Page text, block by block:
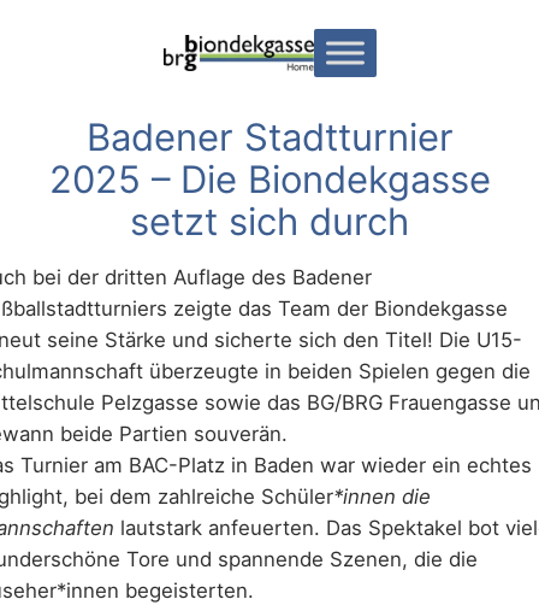
Badener Stadtturnier
2025 – Die Biondekgasse
setzt sich durch
bei der dritten Auflage des Badener
zeigte das Team der Biondekgasse
seine Stärke und sicherte sich den Titel! Die U15-
überzeugte in beiden Spielen gegen die
Pelzgasse sowie das BG/BRG Frauengasse
beide Partien souverän.
Turnier am BAC-Platz in Baden war wieder ein echtes
bei dem zahlreiche Schüler*innen die
lautstark anfeuerten. Das Spektakel bot
Tore und spannende Szenen, die die
begeisterten.